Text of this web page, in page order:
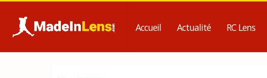
Accueil Actualité RC Lens